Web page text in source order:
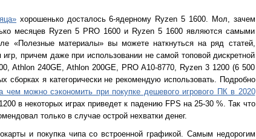
хорошенько досталось 6-ядерному Ryzen 5 1600. Мол, зачем
месяцев Ryzen 5 PRO 1600 и Ryzen 5 1600 являются самыми
«Полезные материалы» вы можете наткнуться на ряд статей,
причем даже при использовании не самой топовой дискретной
Athlon 240GE, Athlon 200GE, PRO A10-8770, Ryzen 3 1200 (6 500
сборках я категорически не рекомендую использовать. Подробно
можно сэкономить при покупке дешевого игрового ПК в 2020
в некоторых играх приведет к падению FPS на 25-30 %. Так что
только в случае острой нехватки денег.
и покупка чипа со встроенной графикой. Самым недорогим